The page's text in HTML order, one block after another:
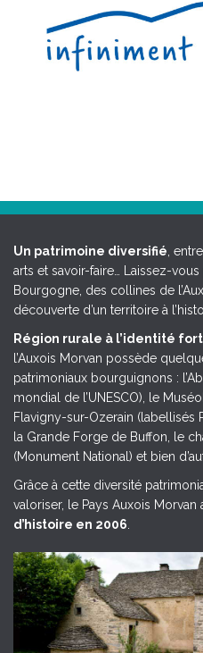
Un patrimoine diversifié,
arts et savoir-faire… Laissez-
Bourgogne, des collines de
découverte d’un territoire à
Région rurale à l’identité
l’Auxois Morvan possède
patrimoniaux bourguignons :
mondial de l’UNESCO), le
Flavigny-sur-Ozerain (labellisés
la Grande Forge de Buffon, le
(Monument National) et bien
Grâce à cette diversité
valoriser, le Pays Auxois Morvan
d’histoire en 2006.